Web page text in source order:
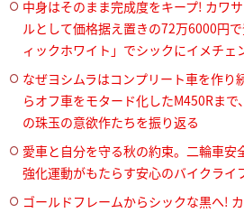
中身はそのまま完成度をキープ! カワ
ルとして価格据え置きの72万6000円
ィックホワイト」でシックにイメチェ
なぜヨシムラはコンプリート車を作り
らオフ車をモタード化したM450Rま
の珠玉の意欲作たちを振り返る
愛車と自分を守る秋の約束。二輪車安
強化運動がもたらす安心のバイクライ
ゴールドフレームからシックな黒へ!